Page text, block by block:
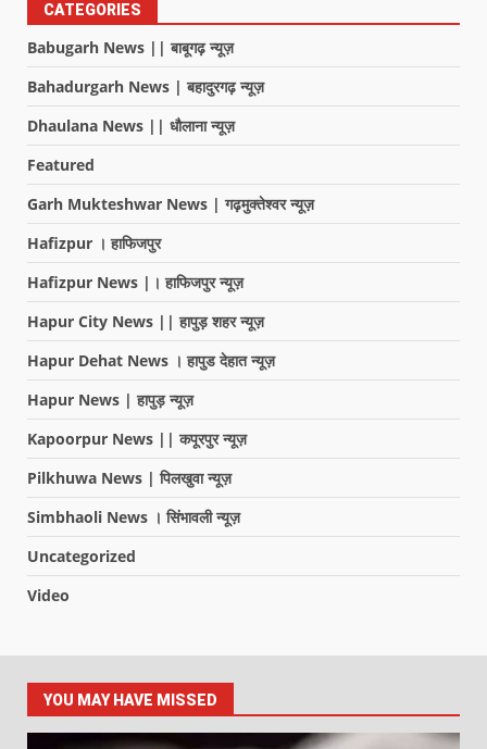
CATEGORIES
Babugarh News || बाबूगढ़ न्यूज़
Bahadurgarh News | बहादुरगढ़ न्यूज़
Dhaulana News || धौलाना न्यूज़
Featured
Garh Mukteshwar News | गढ़मुक्तेश्वर न्यूज़
Hafizpur । हाफिजपुर
Hafizpur News |। हाफिजपुर न्यूज़
Hapur City News || हापुड़ शहर न्यूज़
Hapur Dehat News । हापुड देहात न्यूज़
Hapur News | हापुड़ न्यूज़
Kapoorpur News || कपूरपुर न्यूज़
Pilkhuwa News | पिलखुवा न्यूज़
Simbhaoli News । सिंभावली न्यूज़
Uncategorized
Video
YOU MAY HAVE MISSED